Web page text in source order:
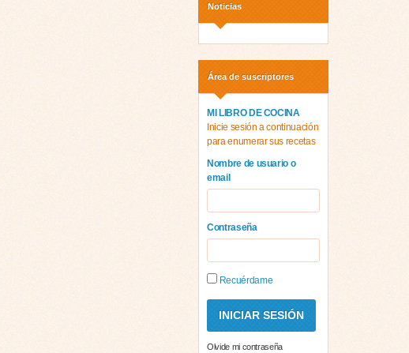
Noticias
Área de suscriptores
MI LIBRO DE COCINA
Inicie sesión a continuación
para enumerar sus recetas
Nombre de usuario o
email
Contraseña
Recuérdame
Olvide mi contraseña